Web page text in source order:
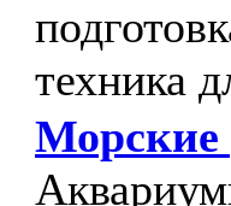
техника